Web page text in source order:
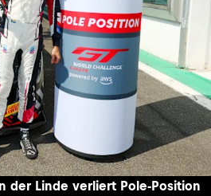
der Linde verliert Pole-Position